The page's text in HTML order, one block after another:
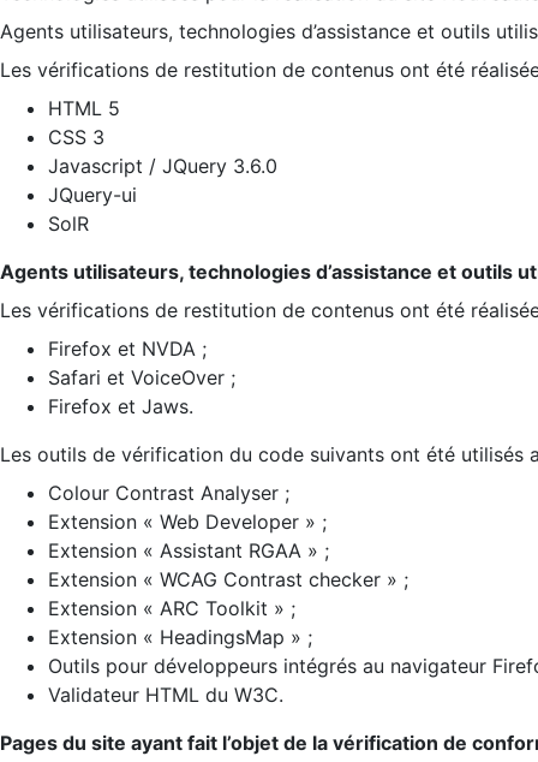
Agents utilisateurs, technologies d’assistance et outils
Les vérifications de restitution de contenus ont été
HTML 5
CSS 3
Javascript / JQuery 3.6.0
JQuery-ui
SolR
Agents utilisateurs, technologies d’assistance et outils
Les vérifications de restitution de contenus ont été
Firefox et NVDA ;
Safari et VoiceOver ;
Firefox et Jaws.
Les outils de vérification du code suivants ont été utilisés
Colour Contrast Analyser ;
Extension « Web Developer » ;
Extension « Assistant RGAA » ;
Extension « WCAG Contrast checker » ;
Extension « ARC Toolkit » ;
Extension « HeadingsMap » ;
Outils pour développeurs intégrés au navigateur
Validateur HTML du W3C.
Pages du site ayant fait l’objet de la vérification de